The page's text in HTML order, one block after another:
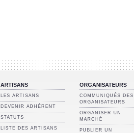
ARTISANS
LES ARTISANS
DEVENIR ADHÉRENT
STATUTS
LISTE DES ARTISANS
ORGANISATEURS
COMMUNIQUÉS DES
ORGANISATEURS
ORGANISER UN
MARCHÉ
PUBLIER UN